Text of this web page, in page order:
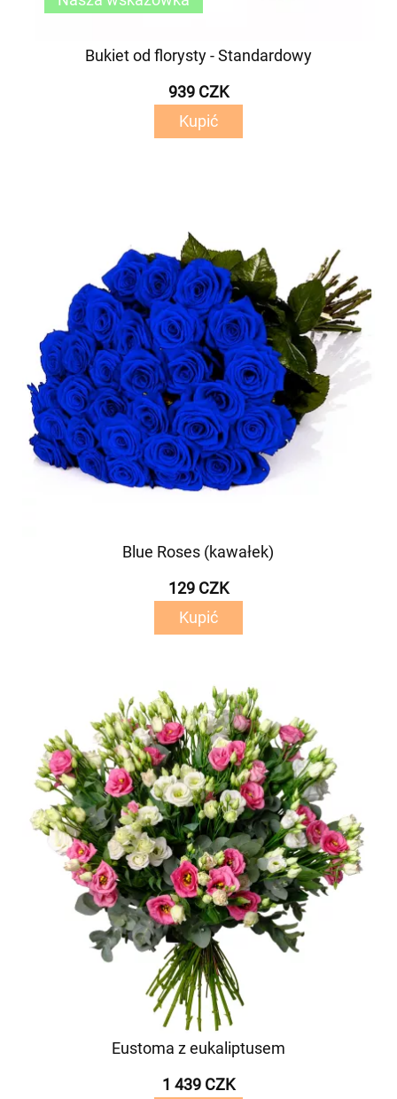
Bukiet od florysty - Standardowy
939 CZK
Kupić
Blue Roses (kawałek)
129 CZK
Kupić
Eustoma z eukaliptusem
1 439 CZK